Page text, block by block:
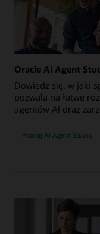
Oracle AI Agent
Dowiedz się, w jaki
pozwala na łatwe
agentów AI oraz
Poznaj AI Agent Studio